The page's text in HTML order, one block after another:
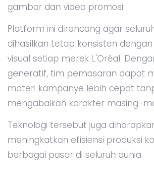
gambar dan video promosi.
Platform ini dirancang agar
dihasilkan tetap konsisten
visual setiap merek L'Oréal.
generatif, tim pemasaran dapat
materi kampanye lebih cepat
mengabaikan karakter masing-
Teknologi tersebut juga
meningkatkan efisiensi produksi
berbagai pasar di seluruh dunia.